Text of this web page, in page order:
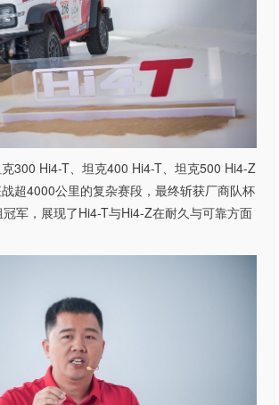
300 Hi4-T、坦克400 Hi4-T、坦克500 Hi4-Z
超4000公里的复杂赛段，最终斩获厂商队杯
军，展现了Hi4-T与Hi4-Z在耐久与可靠方面